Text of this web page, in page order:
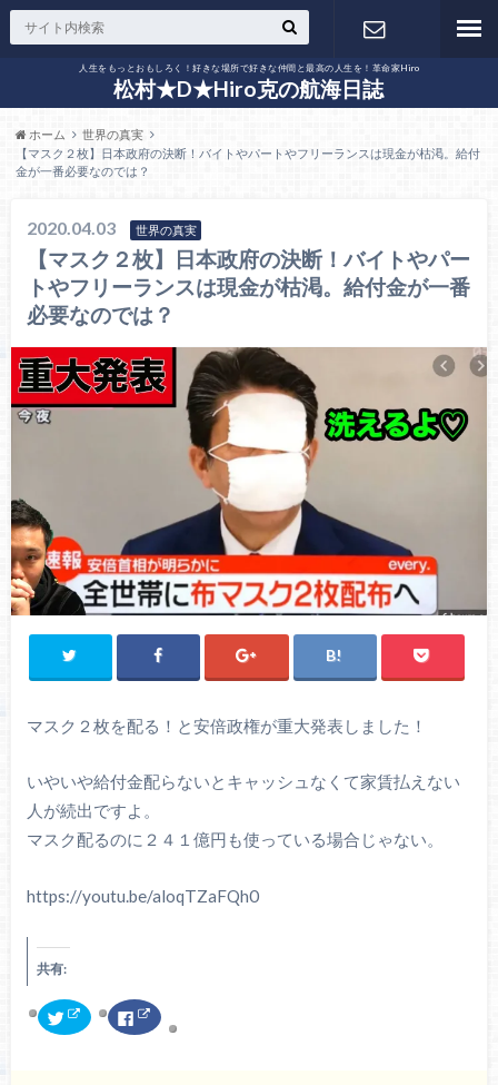
人生をもっとおもしろく！好きな場所で好きな仲間と最高の人生を！革命家Hiro
松村★D★Hiro克の航海日誌
お問い合わ
ホーム
世界の真実
【マスク２枚】日本政府の決断！バイトやパートやフリーランスは現金が枯渇。給付
金が一番必要なのでは？
2020.04.03 世界の真実
【マスク２枚】日本政府の決断！バイトやパー
トやフリーランスは現金が枯渇。給付金が一番
必要なのでは？
マスク２枚を配る！と安倍政権が重大発表しました！
いやいや給付金配らないとキャッシュなくて家賃払えない
人が続出ですよ。
マスク配るのに２４１億円も使っている場合じゃない。
https://youtu.be/aloqTZaFQh0
共有:
ク
ッ
F
c